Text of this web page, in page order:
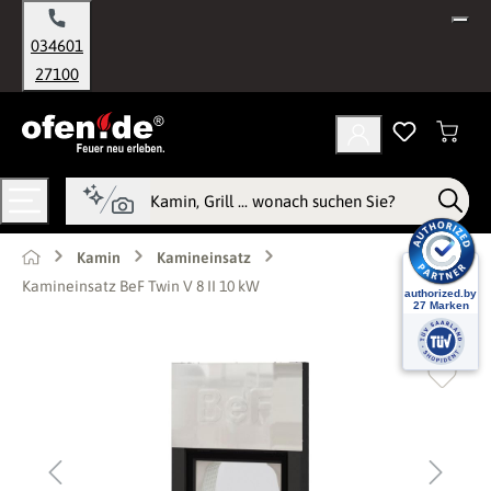
springen
034601
27100
Kamin
Kamineinsatz
Kamineinsatz BeF Twin V 8 II 10 kW